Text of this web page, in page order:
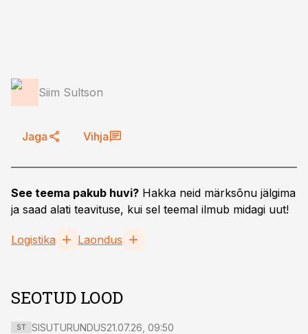
Siim Sultson
Jaga Vihja
See teema pakub huvi? Hakka neid märksõnu jälgima
ja saad alati teavituse, kui sel teemal ilmub midagi uut!
Logistika Laondus
SEOTUD LOOD
ST SISUTURUNDUS21.07.26, 09:50